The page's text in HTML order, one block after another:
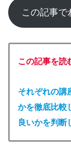
この記事で
この記事を読
それぞれの講
かを徹底比較
良いかを判断